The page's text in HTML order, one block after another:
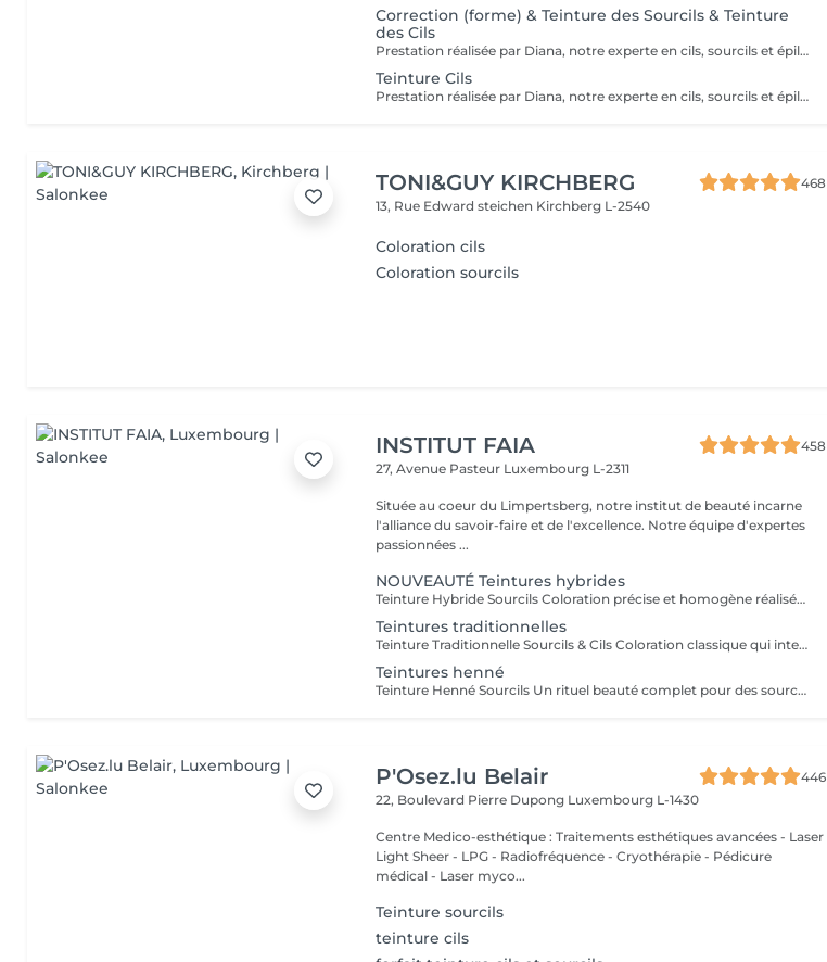
Correction (forme) & Teinture des Sourcils & Teinture
des Cils
Prestation réalisée par Diana, notre experte en cils, sourcils et épilation, avec plus de 10 ans d'expérience, garantissant précision et résultats de haute qualité.
Teinture Cils
Prestation réalisée par Diana, notre experte en cils, sourcils et épilation, avec plus de 10 ans d'expérience, garantissant précision et résultats de haute qualité.
TONI&GUY KIRCHBERG
468
13, Rue Edward steichen Kirchberg L-2540
Coloration cils
Coloration sourcils
INSTITUT FAIA
458
27, Avenue Pasteur Luxembourg L-2311
Située au coeur du Limpertsberg, notre institut de beauté incarne
l'alliance du savoir-faire et de l'excellence. Notre équipe d'expertes
passionnées ...
NOUVEAUTÉ Teintures hybrides
Teinture Hybride Sourcils Coloration précise et homogène réalisée à l'airbrush qui colore à la fois la peau et le poil pour un effet maquillé longue durée. Avant la pose une restructuration complète est effectuée avec épilation au fil ou à la cire selon l'envie et le besoin de la cliente afin d'obtenir une ligne parfaitement dessinée. Tenue sur la peau jusqu'à 10 jours Tenue sur le poil jusqu'à 6 à 7 semaines Disponible en plusieurs teintes pour s'adapter à chaque carnation. Compatible avec le Browlift pour des sourcils plus denses, structurés et naturellement sublimés.
Teintures traditionnelles
Teinture Traditionnelle Sourcils & Cils Coloration classique qui intensifie la couleur naturelle des poils pour un regard plus profond et structuré. Tenue sur la peau 1 à 2 jours Tenue sur le poil jusqu'à 4 semaines Disponible en plusieurs teintes pour s'adapter à chaque carnation et couleur de poils. Compatible avec le Brow Lift et le Rehaussement de Cils pour un résultat harmonieux et durable. Il est également possible d'ajouter un soin à la kératine qui nourrit et hydrate en profondeur le poil du sourcil et du cil pour un fini plus doux, brillant et renforcé.
Teintures henné
Teinture Henné Sourcils Un rituel beauté complet pour des sourcils parfaitement dessinés et naturellement sublimés. La teinture au henné colore à la fois la peau et le poil offrant un effet maquillé et structuré sans maquillage. Avant la pose une restructuration sur mesure est réalisée, prise précise des points de mesure puis épilation au fil ou à la cire pour redéfinir harmonieusement la ligne du sourcil. Tenue sur la peau jusqu'à 10 jours Tenue sur le poil jusqu'à 5 semaines Disponible en plusieurs teintes adaptées à chaque carnation. Le résultat, des sourcils nets, équilibrés et intensément mis en valeur avec un rendu naturel et soigné.
P'Osez.lu Belair
446
22, Boulevard Pierre Dupong Luxembourg L-1430
Centre Medico-esthétique : Traitements esthétiques avancées - Laser
Light Sheer - LPG - Radiofréquence - Cryothérapie - Pédicure
médical - Laser myco...
Teinture sourcils
teinture cils